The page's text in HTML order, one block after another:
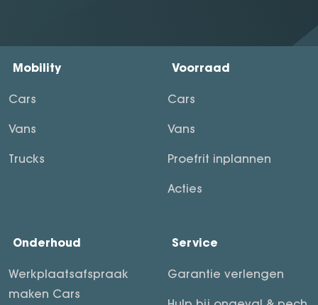
Mobility
Cars
Vans
Trucks
Voorraad
Cars
Vans
Proefrit inplannen
Acties
Onderhoud
Werkplaatsafspraak
maken Cars
Service
Garantie verlengen